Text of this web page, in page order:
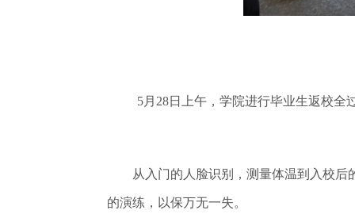
5月28日上午，学院进行毕业生返校
从入门的人脸识别，测量体温到入校后的
的演练，以保万无一失。